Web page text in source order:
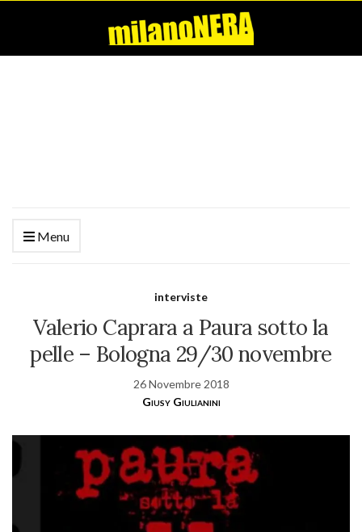
Menu
interviste
Valerio Caprara a Paura sotto la
pelle – Bologna 29/30 novembre
26 Novembre 2018
Giusy Giulianini